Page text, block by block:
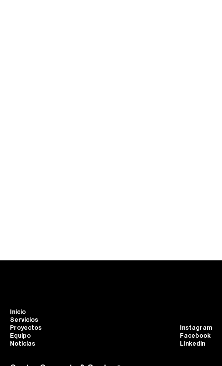
Inicio
Servicios
Proyectos
Equipo
Noticias
Instagram
Facebook
Linkedin